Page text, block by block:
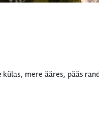
mere ääres, pääs